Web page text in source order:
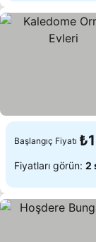
Başlangıç Fiyatı
Fiyatları görün: 2